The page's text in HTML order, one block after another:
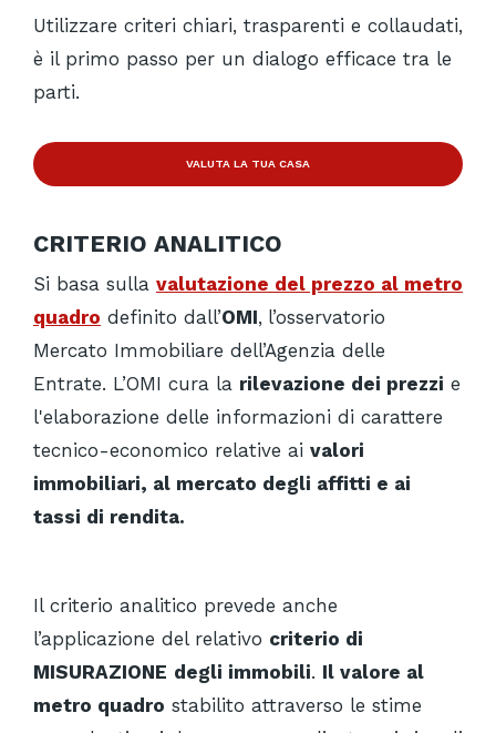
Utilizzare criteri chiari, trasparenti e collaudati,
è il primo passo per un dialogo efficace tra le
parti.
VALUTA LA TUA CASA
CRITERIO ANALITICO
Si basa sulla valutazione del prezzo al metro
quadro definito dall’OMI, l’osservatorio
Mercato Immobiliare dell’Agenzia delle
Entrate. L’OMI cura la rilevazione dei prezzi e
l'elaborazione delle informazioni di carattere
tecnico-economico relative ai valori
immobiliari, al mercato degli affitti e ai
tassi di rendita.
Il criterio analitico prevede anche
l’applicazione del relativo criterio di
MISURAZIONE degli immobili. Il valore al
metro quadro stabilito attraverso le stime